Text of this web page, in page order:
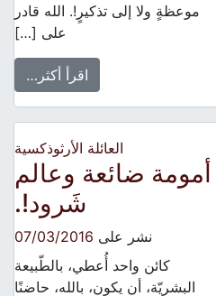
موعظةٍ ولا إلى تذكيرٍ!. الله قادر
على […]
اقرأ أكثر…
العائلة الأرثوذكسية
أمومة ضائعة وعالم
شَرود!.
نشر على07/03/2016
كائن واحد أُعطي، بالطّبيعة
البشريّة، أن يكون، بالله، حاضنًا